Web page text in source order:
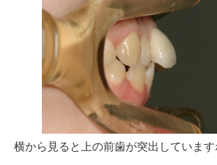
横から見ると上の前歯が突出しています